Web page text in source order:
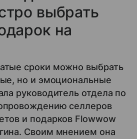
выбрать
на
сроки можно выбрать
но и эмоциональные
руководитель отдела по
селлеров
и подарков Flowwow
Своим мнением она